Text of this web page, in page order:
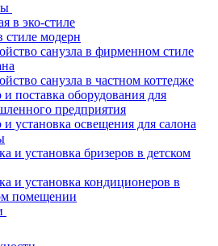
в эко-стиле
стиле модерн
санузла в фирменном стиле
санузла в частном коттедже
поставка оборудования для
предприятия
установка освещения для салона
и установка бризеров в детском
и установка кондиционеров в
помещении